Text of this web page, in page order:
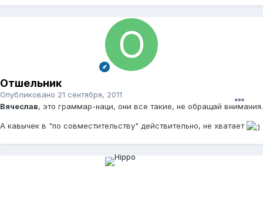
Отшельник
Опубликовано 21 сентября, 2011
Вячеслав, это граммар-наци, они все такие, не обращай внимания.
А кавычек в "по совместительству" действительно, не хватает